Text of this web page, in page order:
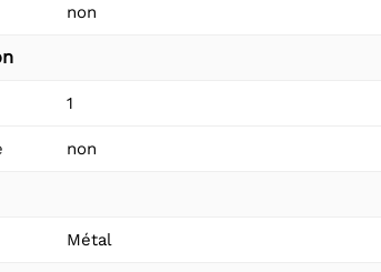
non
1
non
Métal